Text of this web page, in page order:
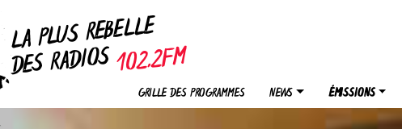
LA PLUSREBELLE
DES RADIOS
GRILLE DES PROGRAMMES NEWS ÉMISSIONS